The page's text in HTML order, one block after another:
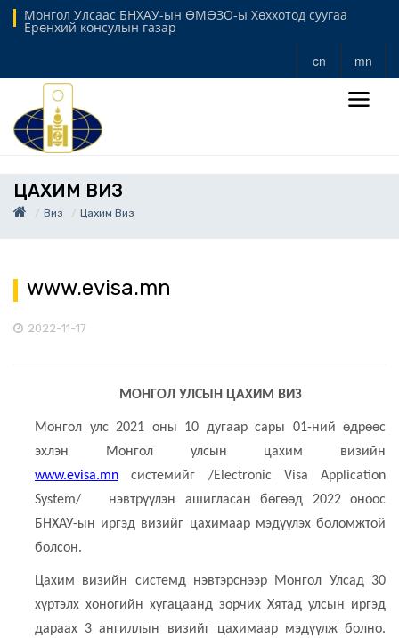
Монгол Улсаас БНХАУ-ын ӨМӨЗО-ы Хөххотод суугаа
Ерөнхий консулын газар
cn mn
ЦАХИМ ВИЗ
Виз Цахим Виз
www.evisa.mn
2022-11-17
МОНГОЛ УЛСЫН ЦАХИМ ВИЗ
Монгол улс 2021 оны 10 дугаар сары 01-ний өдрөөс
эхлэн Монгол улсын цахим визийн
www.evisa.mn системийг /Electronic Visa Application
System/ нэвтрүүлэн ашигласан бөгөөд 2022 оноос
БНХАУ-ын иргэд визийг цахимаар мэдүүлэх боломжтой
болсон.
Цахим визийн системд нэвтэрснээр Монгол Улсад 30
хүртэлх хоногийн хугацаанд зорчих Хятад улсын иргэд
дараах 3 ангиллын визийг цахимаар мэдүүлж болно.